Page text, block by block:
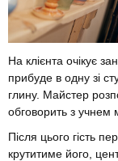
На клієнта очікує
прибуде в одну зі
глину. Майстер
обговорить з учнем
Після цього гість
крутитиме його,